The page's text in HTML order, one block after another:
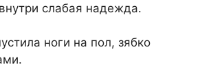
слабая надежда.
ноги на пол, зябко